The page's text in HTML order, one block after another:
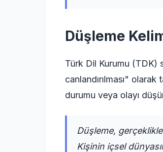
Düşleme
Türk Dil Kurumu
canlandırılması"
durumu veya olayı
Düşleme,
Kişinin içsel